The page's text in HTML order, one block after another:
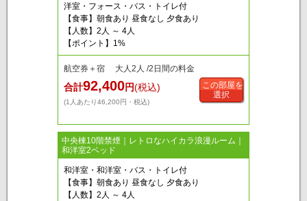
洋室・フォース・バス・トイレ付
【食事】朝食あり 昼食なし 夕食あり
【人数】2人 ～ 4人
【ポイント】1%
航空券＋宿 大人2人 /2日間の料金
合計92,400円(税込)
(1人あたり46,200円・税込)
この部屋を
選択
中央棟10階禁煙｜レトロなハイカラ浪漫ルーム｜
和洋室2ベッド
和洋室・和洋室・バス・トイレ付
【食事】朝食あり 昼食なし 夕食あり
【人数】2人 ～ 4人